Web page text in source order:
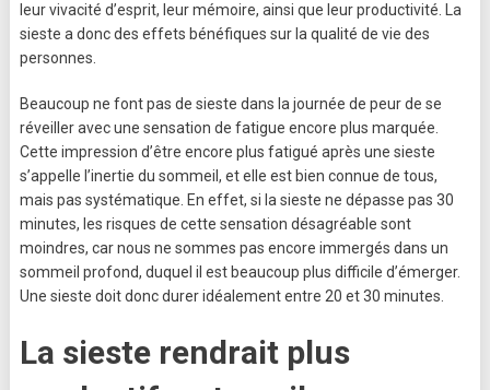
leur vivacité d’esprit, leur mémoire, ainsi que leur productivité. La
sieste a donc des effets bénéfiques sur la qualité de vie des
personnes.
Beaucoup ne font pas de sieste dans la journée de peur de se
réveiller avec une sensation de fatigue encore plus marquée.
Cette impression d’être encore plus fatigué après une sieste
s’appelle l’inertie du sommeil, et elle est bien connue de tous,
mais pas systématique. En effet, si la sieste ne dépasse pas 30
minutes, les risques de cette sensation désagréable sont
moindres, car nous ne sommes pas encore immergés dans un
sommeil profond, duquel il est beaucoup plus difficile d’émerger.
Une sieste doit donc durer idéalement entre 20 et 30 minutes.
La sieste rendrait plus